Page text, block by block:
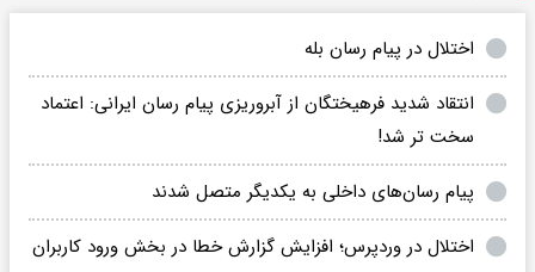
اختلال در پیام رسان بله
انتقاد شدید فرهیختگان از آبروریزی پیام رسان ایرانی: اعتماد
سخت تر شد!
پیام رسان‌های داخلی به یکدیگر متصل شدند
اختلال در وردپرس؛ افزایش گزارش خطا در بخش ورود کاربران